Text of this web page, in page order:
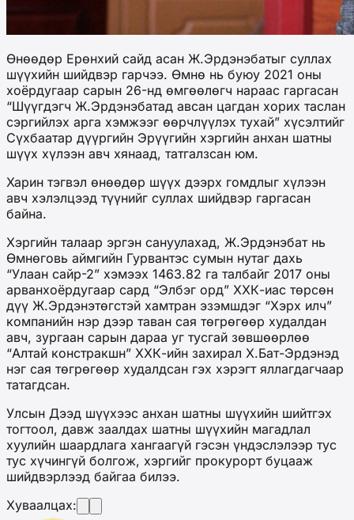
Өнөөдөр Ерөнхий сайд асан Ж.Эрдэнэбатыг суллах
шүүхийн шийдвэр гарчээ. Өмнө нь буюу 2021 оны
хоёрдугаар сарын 26-нд өмгөөлөгч нараас гаргасан
“Шүүгдэгч Ж.Эрдэнэбатад авсан цагдан хорих таслан
сэргийлэх арга хэмжээг өөрчлүүлэх тухай” хүсэлтийг
Сүхбаатар дүүргийн Эрүүгийн хэргийн анхан шатны
шүүх хүлээн авч хянаад, татгалзсан юм.
Харин тэгвэл өнөөдөр шүүх дээрх гомдлыг хүлээн
авч хэлэлцээд түүнийг суллах шийдвэр гаргасан
байна.
Хэргийн талаар эргэн сануулахад, Ж.Эрдэнэбат нь
Өмнөговь аймгийн Гурвантэс сумын нутаг дахь
“Улаан сайр-2” хэмээх 1463.82 га талбайг 2017 оны
арванхоёрдугаар сард “Элбэг орд” ХХК-иас төрсөн
дүү Ж.Эрдэнэтөгстэй хамтран эзэмшдэг “Хэрх илч”
компанийн нэр дээр таван сая төгрөгөөр худалдан
авч, зургаан сарын дараа уг тусгай зөвшөөрлөө
“Алтай констракшн” ХХК-ийн захирал Х.Бат-Эрдэнэд
нэг сая төгрөгөөр худалдсан гэх хэрэгт яллагдагчаар
татагдсан.
Улсын Дээд шүүхээс анхан шатны шүүхийн шийтгэх
тогтоол, давж заалдах шатны шүүхийн магадлал
хуулийн шаардлага хангаагүй гэсэн үндэслэлээр тус
тус хүчингүй болгож, хэргийг прокурорт буцааж
шийдвэрлээд байгаа билээ.
Хуваалцах: